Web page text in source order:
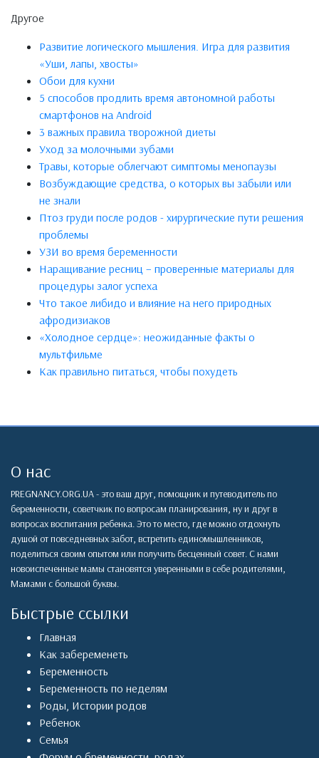
Другое
Развитие логического мышления. Игра для развития
«Уши, лапы, хвосты»
Обои для кухни
5 способов продлить время автономной работы
смартфонов на Android
3 важных правила творожной диеты
Уход за молочными зубами
Травы, которые облегчают симптомы менопаузы
Возбуждающие средства, о которых вы забыли или
не знали
Птоз груди после родов - хирургические пути решения
проблемы
УЗИ во время беременности
Наращивание ресниц – проверенные материалы для
процедуры залог успеха
Что такое либидо и влияние на него природных
афродизиаков
«Холодное сердце»: неожиданные факты о
мультфильме
Как правильно питаться, чтобы похудеть
О нас
PREGNANCY.ORG.UA - это ваш друг, помощник и путеводитель по
беременности, советчкик по вопросам планирования, ну и друг в
вопросах воспитания ребенка. Это то место, где можно отдохнуть
душой от повседневных забот, встретить единомышленников,
поделиться своим опытом или получить бесценный совет. С нами
новоиспеченные мамы становятся уверенными в себе родителями,
Мамами с большой буквы.
Быстрые ссылки
Главная
Как забеременеть
Беременность
Беременность по неделям
Роды, Истории родов
Ребенок
Семья